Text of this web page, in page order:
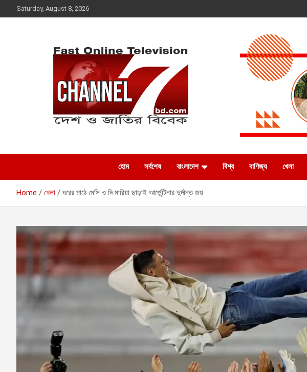
to
Saturday, August 8, 2026
Television –
CHANNEL7BD.COM
হোম সর্বশেষ বাংলাদেশ বিশ্ব বাণিজ্য খেলা
Home খেলা ঘরের মাঠে মেসি ও দি মারিয়া ছাড়াই আর্জেন্টিনার দুর্দান্ত জয়